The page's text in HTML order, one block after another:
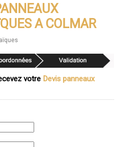
A COLMAR
votre Devis panneaux